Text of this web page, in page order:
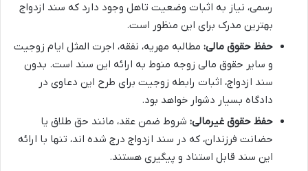
رسمی، نیاز به اثبات وضعیت تاهل وجود دارد که سند ازدواج
بهترین مدرک برای این منظور است.
حفظ حقوق مالی: مطالبه مهریه، نفقه، اجرت المثل ایام زوجیت
و سایر حقوق مالی زوجه منوط به ارائه این سند است. بدون
سند ازدواج، اثبات رابطه زوجیت برای طرح این دعاوی در
دادگاه بسیار دشوار خواهد بود.
حفظ حقوق غیرمالی: شروط ضمن عقد، مانند حق طلاق یا
حضانت فرزندان، که در سند ازدواج درج شده اند، تنها با ارائه
این سند قابل استناد و پیگیری هستند.